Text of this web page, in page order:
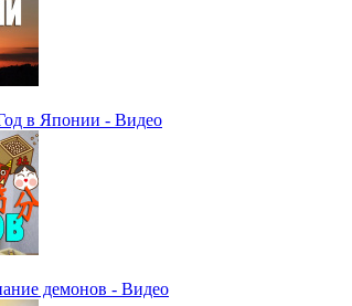
в Японии - Видео
демонов - Видео